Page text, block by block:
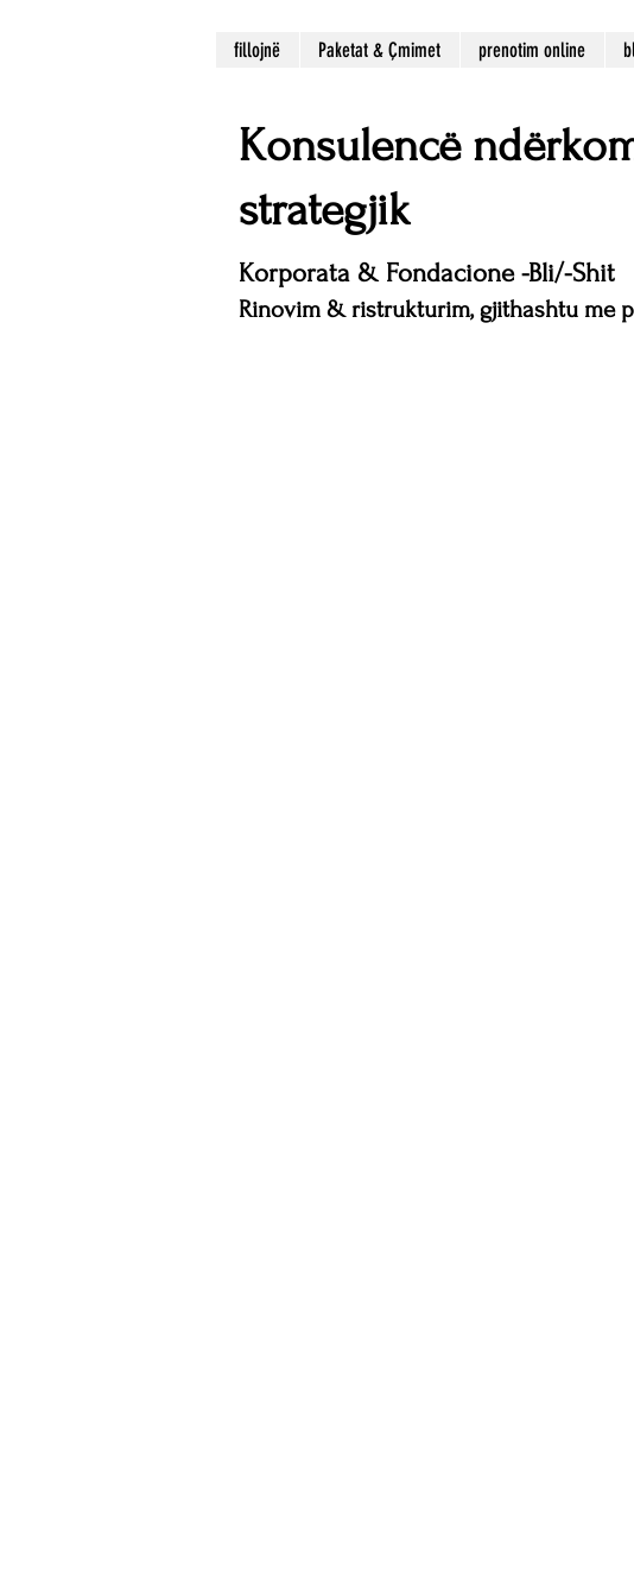
fillojnë Paketat & Çmimet prenotim online
Konsulencë
strategjik
Korporata & Fondacione -Bli/-Shit
Rinovim & ristrukturim, gjithashtu me